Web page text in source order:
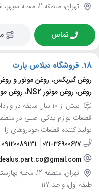
تهران، منطقه 2، محله سپهر، شهرک قدس (غرب)، خیابان سپهر، پلاک 62
تماس
18. فروشگاه دیلاس پارت
روغن گیربکس، روغن موتور و
روغن، روغن موتور NS2، روغن موتور NS3
بیش از 10 سال سابقه
تولید کننده قطعات خودروهای ژا...
021-36900627
09120089131
تهران، منطقه
طبقه اول، واحد 117